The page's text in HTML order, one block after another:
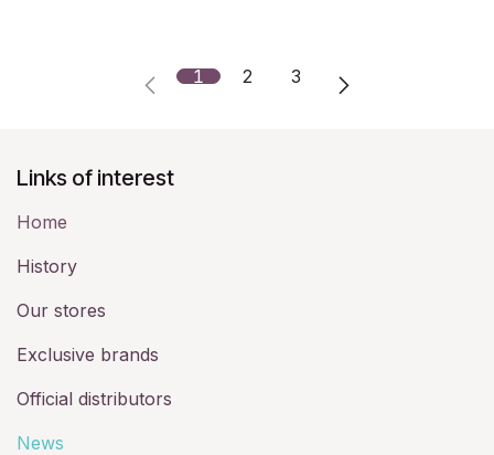
1 2 3
Links of interest
Home
History​
Our stores
Exclusive brands
Official distributors
News